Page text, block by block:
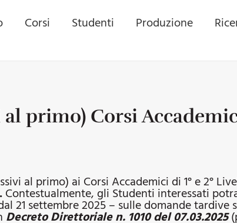
Corsi Studenti Produzione
primo) Corsi
al primo) ai Corsi Accademici di 1° e 2°
.Contestualmente, gli Studenti interessati
21 settembre 2025 – sulle domande
Decreto Direttoriale n. 1010 del 07.03.2025